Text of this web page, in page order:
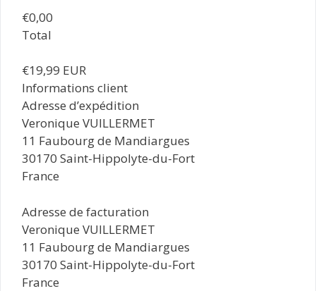
€0,00
Total
€19,99 EUR
Informations client
Adresse d’expédition
Veronique VUILLERMET
11 Faubourg de Mandiargues
30170 Saint-Hippolyte-du-Fort
France
Adresse de facturation
Veronique VUILLERMET
11 Faubourg de Mandiargues
30170 Saint-Hippolyte-du-Fort
France